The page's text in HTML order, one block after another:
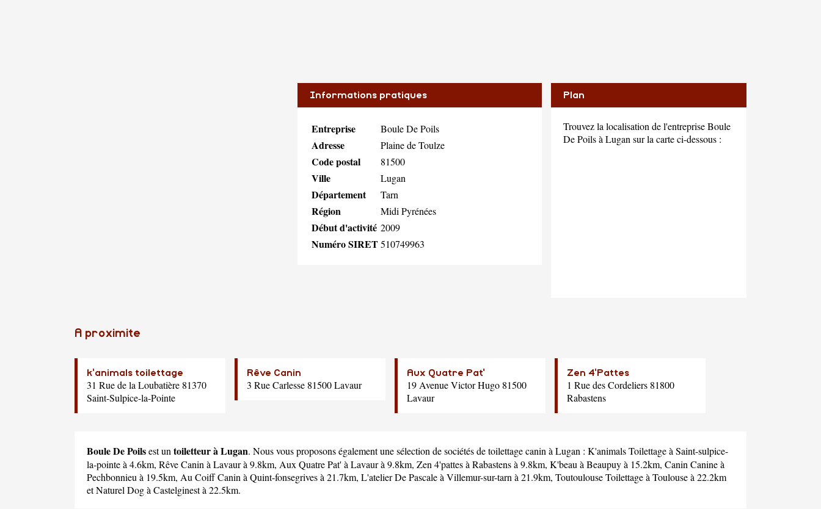
Informations pratiques
Entreprise Boule De Poils
Adresse Plaine de Toulze
Code postal 81500
Ville Lugan
Département Tarn
Région Midi Pyrénées
Début d'activité 2009
Numéro SIRET510749963
Plan
Trouvez la localisation de l'entreprise Boule
De Poils à Lugan sur la carte ci-dessous :
A proximite
k'animals toilettage
31 Rue de la Loubatière 81370
Saint-Sulpice-la-Pointe
Rêve Canin
3 Rue Carlesse 81500 Lavaur
Aux Quatre Pat'
19 Avenue Victor Hugo 81500
Lavaur
Zen 4'Pattes
1 Rue des Cordeliers 81800
Rabastens
Boule De Poilsest untoiletteur à Lugan. Nous vous proposons également une sélection de sociétés de toilettage canin à Lugan : K'animals Toilettageà Saint-sulpice-
la-pointe à 4.6km, Rêve Caninà Lavaur à 9.8km, Aux Quatre Pat' à Lavaur à 9.8km, Zen 4'pattesà Rabastens à 9.8km, K'beauà Beaupuy à 15.2km, Canin Canineà
Pechbonnieu à 19.5km, Au Coiff Caninà Quint-fonsegrives à 21.7km, L'atelier De Pascaleà Villemur-sur-tarn à 21.9km, Toutoulouse Toilettageà Toulouse à 22.2km
etNaturel Dogà Castelginest à 22.5km.